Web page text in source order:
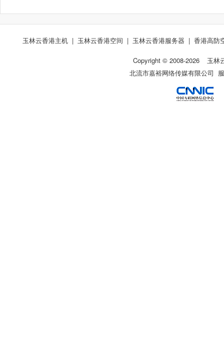
玉林云香港主机 | 玉林云香港空间 | 玉林云香港服务器 | 香港高防
Copyright © 2008-2026
玉林
北流市嘉裕网络传媒有限公司